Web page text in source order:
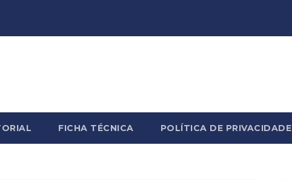
FICHA TÉCNICA POLÍTICA DE PRIVACIDADE